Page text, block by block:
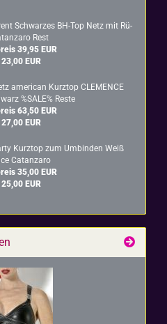
Schwar­zes BH-​Top Netz mit Rü­
Rest
39,95 EUR
EUR
ame­ri­can Kurz­top CLE­MENCE
%SALE% Reste
63,50 EUR
EUR
Kurz­top zum Um­bin­den Weiß
Ca­t­an­za­ro
35,00 EUR
EUR